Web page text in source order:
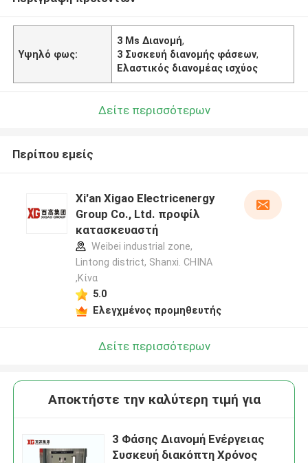
Υψηλό φως:
3 Ms Διανομή,
3 Συσκευή διανομής φάσεων,
Ελαστικός διανομέας ισχύος
Δείτε περισσότερων
Περίπου εμείς
Xi'an Xigao Electricenergy
Group Co., Ltd. προφίλ
κατασκευαστή
Weibei industrial zone,
Lintong district, Shanxi. CHINA
,Κίνα
5.0
Ελεγχμένος προμηθευτής
Δείτε περισσότερων
Αποκτήστε την καλύτερη τιμή για
3 Φάσης Διανομή Ενέργειας
Συσκευή διακόπτη Χρόνος